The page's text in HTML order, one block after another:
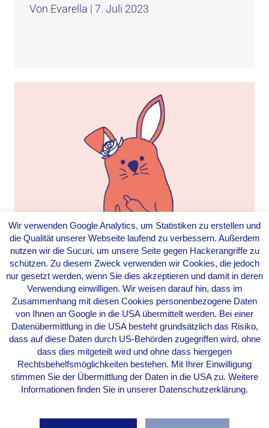
Von Evarella | 7. Juli 2023
WARUM SICH DAS
ENGLISCHE WORT „FUCK“
NICHT ORIGINALGETREU
ÜBERSETZEN LÄSST
VonEvarella|17. Januar 2016
Wir verwenden Google Analytics, um Statistiken zu erstellen und
die Qualität unserer Webseite laufend zu verbessern. Außerdem
nutzen wir die Sucuri, um unsere Seite gegen Hackerangriffe zu
schützen. Zu diesem Zweck verwenden wir Cookies, die jedoch
nur gesetzt werden, wenn Sie dies akzeptieren und damit in deren
Verwendung einwilligen. Wir weisen darauf hin, dass im
Zusammenhang mit diesen Cookies personenbezogene Daten
von Ihnen an Google in die USA übermittelt werden. Bei einer
Datenübermittlung in die USA besteht grundsätzlich das Risiko,
dass auf diese Daten durch US-Behörden zugegriffen wird, ohne
dass dies mitgeteilt wird und ohne dass hiergegen
Rechtsbehelfsmöglichkeiten bestehen. Mit Ihrer Einwilligung
stimmen Sie der Übermittlung der Daten in die USA zu. Weitere
Informationen finden Sie in unserer Datenschutzerklärung.